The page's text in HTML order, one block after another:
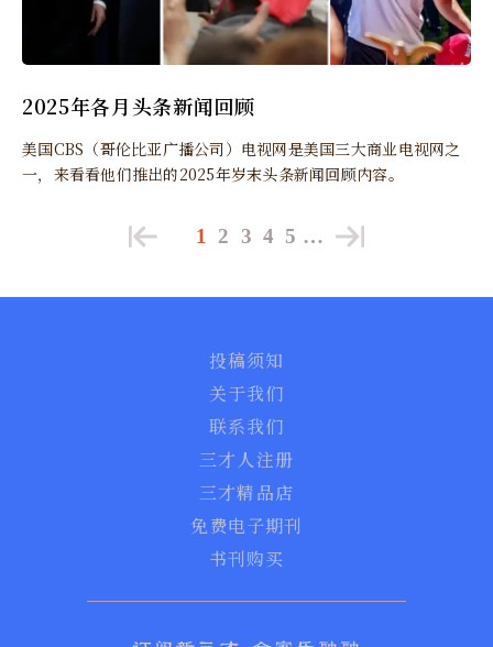
2025年各月头条新闻回顾
美国CBS（哥伦比亚广播公司）电视网是美国三大商业电视网之
一，来看看他们推出的2025年岁末头条新闻回顾内容。
1 2 3 4 5 …
投稿须知
关于我们
联系我们
三才人注册
三才精品店
免费电子期刊
书刊购买